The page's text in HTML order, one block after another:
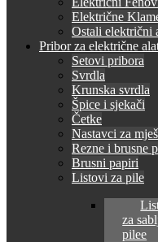
Električne
Ostali električni
Pribor za električne
Setovi pribora
Svrdla
Krunska svrdla
Špice i sjekači
Četke
Nastavci za
Rezne i brusne
Brusni papiri
Listovi za pile
za
pilee